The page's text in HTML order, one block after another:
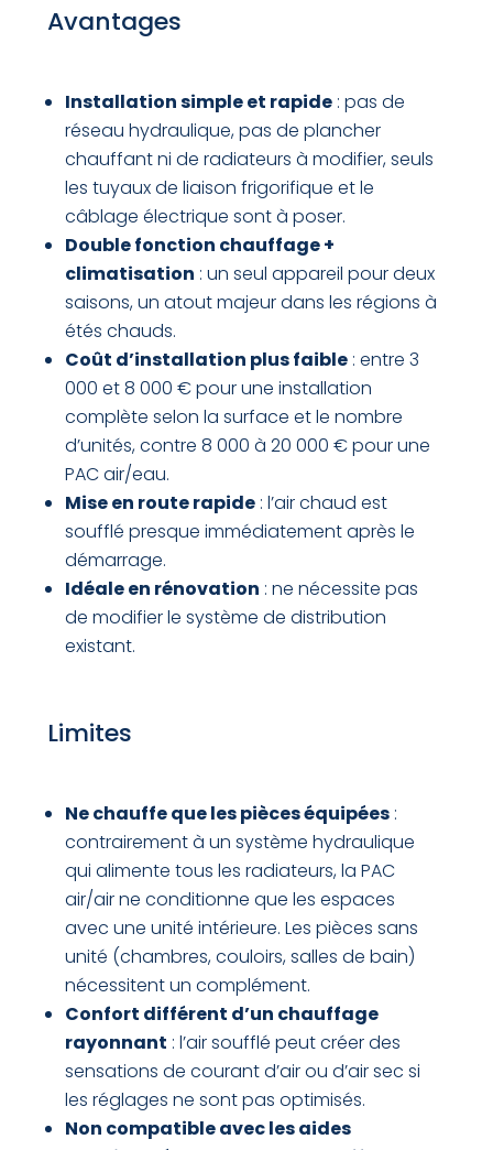
Avantages
Installation simple et rapide: pas de
réseau hydraulique, pas de plancher
chauffant ni de radiateurs à modifier, seuls
les tuyaux de liaison frigorifique et le
câblage électrique sont à poser.
Double fonction chauffage +
climatisation : un seul appareil pour deux
saisons, un atout majeur dans les régions à
étés chauds.
Coût d’installation plus faible: entre 3
000 et 8 000 € pour une installation
complète selon la surface et le nombre
d’unités, contre 8 000 à 20 000 € pour une
PAC air/eau.
Mise en route rapide: l’air chaud est
soufflé presque immédiatement après le
démarrage.
Idéale en rénovation : ne nécessite pas
de modifier le système de distribution
existant.
Limites
Ne chauffe que les pièces équipées:
contrairement à un système hydraulique
qui alimente tous les radiateurs, la PAC
air/air ne conditionne que les espaces
avec une unité intérieure. Les pièces sans
unité (chambres, couloirs, salles de bain)
nécessitent un complément.
Confort différent d’un chauffage
rayonnant : l’air soufflé peut créer des
sensations de courant d’air ou d’air sec si
les réglages ne sont pas optimisés.
Non compatible avec les aides